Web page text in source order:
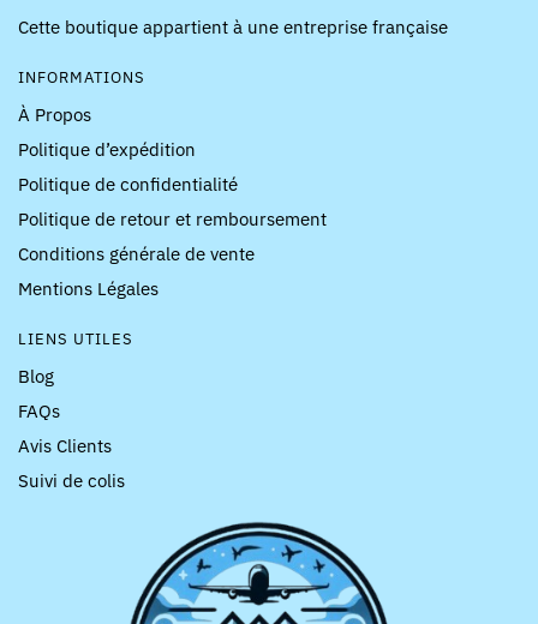
Cette boutique appartient à une entreprise française
INFORMATIONS
À Propos
Politique d’expédition
Politique de confidentialité
Politique de retour et remboursement
Conditions générale de vente
Mentions Légales
LIENS UTILES
Blog
FAQs
Avis Clients
Suivi de colis